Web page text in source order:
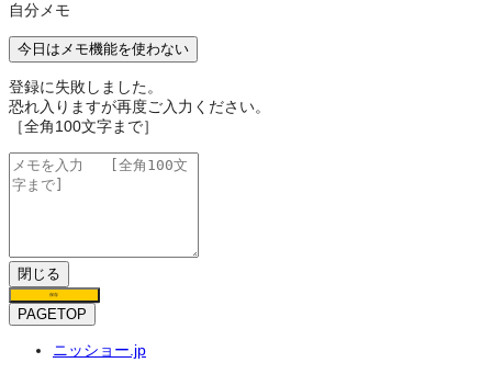
自分メモ
今日はメモ機能を使わない
登録に失敗しました。
恐れ入りますが再度ご入力ください。
［全角100文字まで］
閉じる
保存
PAGETOP
ニッショー.jp